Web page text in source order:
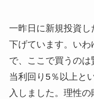
一昨日に新規投資し
下げています。い
で、ここで買うの
当利回り5％以上と
入しました。理性の